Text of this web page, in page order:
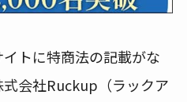
トに特商法の記載がな
会社Ruckup（ラックア